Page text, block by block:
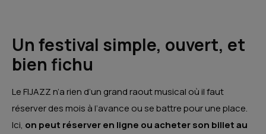
Un festival simple, ouvert, et
bien fichu
Le FIJAZZ n’a rien d’un grand raout musical où il faut
réserver des mois à l’avance ou se battre pour une place.
Ici, on peut réserver en ligne ou acheter son billet au